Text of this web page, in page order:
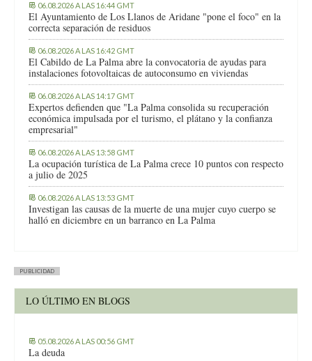
06.08.2026 A LAS 16:44 GMT
El Ayuntamiento de Los Llanos de Aridane "pone el foco" en la
correcta separación de residuos
06.08.2026 A LAS 16:42 GMT
El Cabildo de La Palma abre la convocatoria de ayudas para
instalaciones fotovoltaicas de autoconsumo en viviendas
06.08.2026 A LAS 14:17 GMT
Expertos defienden que "La Palma consolida su recuperación
económica impulsada por el turismo, el plátano y la confianza
empresarial"
06.08.2026 A LAS 13:58 GMT
La ocupación turística de La Palma crece 10 puntos con respecto
a julio de 2025
06.08.2026 A LAS 13:53 GMT
Investigan las causas de la muerte de una mujer cuyo cuerpo se
halló en diciembre en un barranco en La Palma
PUBLICIDAD
LO ÚLTIMO EN BLOGS
05.08.2026 A LAS 00:56 GMT
La deuda